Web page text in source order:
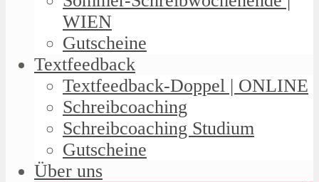
WIEN
Gutscheine
Textfeedback
Textfeedback-Doppel | ONLINE
Schreibcoaching
Schreibcoaching Studium
Gutscheine
Über uns